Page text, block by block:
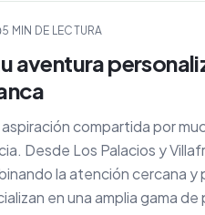
5 MIN DE LECTURA
aventura
compartida por
Desde Los Palacios y
la atención cercana
en una amplia gama